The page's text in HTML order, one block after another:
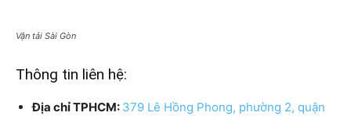
Vận tải Sài Gòn
Thông tin liên hệ:
Địa chỉ TPHCM: 379 Lê Hồng Phong, phường 2, quận